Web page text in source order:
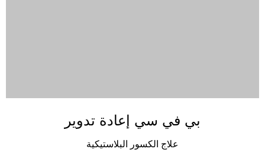
بي في سي إعادة تدوير
علاج الكسور البلاستيكية